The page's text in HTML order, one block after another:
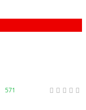
571